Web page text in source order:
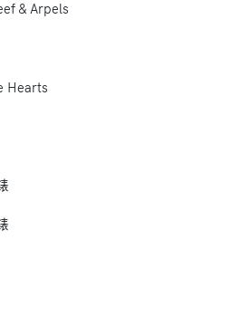
& Arpels
Hearts